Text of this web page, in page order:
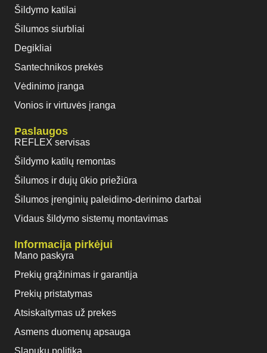
Šildymo katilai
Šilumos siurbliai
Degikliai
Santechnikos prekės
Vėdinimo įranga
Vonios ir virtuvės įranga
Paslaugos
REFLEX servisas
Šildymo katilų remontas
Šilumos ir dujų ūkio priežiūra
Šilumos įrenginių paleidimo-derinimo darbai
Vidaus šildymo sistemų montavimas
Informacija pirkėjui
Mano paskyra
Prekių grąžinimas ir garantija
Prekių pristatymas
Atsiskaitymas už prekes
Asmens duomenų apsauga
Slapukų politika